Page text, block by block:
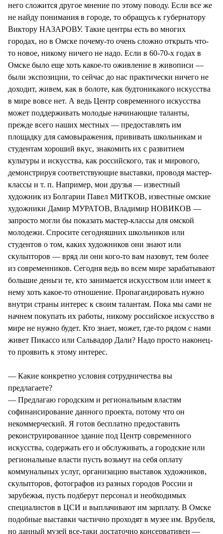
него сложится другое мнение по этому поводу. Если все же
не найду понимания в городе, то обращусь к губернатору
Виктору НАЗАРОВУ. Такие центры есть во многих
городах, но в Омске почему-то очень сложно открыть что-
то новое, никому ничего не надо. Если в 60-70-х годах в
Омске было еще хоть какое-то оживление в живописи —
были экспозиции, то сейчас до нас практически ничего не
доходит, живем, как в болоте, как будтоникакого искусства
в мире вовсе нет. А ведь Центр современного искусства
может поддерживать молодые начинающие таланты,
прежде всего наших местных — предоставлять им
площадку для самовыражения, прививать школьникам и
студентам хороший вкус, знакомить их с развитием
культуры и искусства, как российского, так и мирового,
демонстрируя соответствующие выставки, проводя мастер-
классы и т. п. Например, мои друзья — известный
художник из Болгарии Павел МИТКОВ, известные омские
художники Дамир МУРАТОВ, Владимир НОВИКОВ —
запросто могли бы показать мастер-классы для омской
молодежи. Спросите сегодняшних школьников или
студентов о том, каких художников они знают или
скульпторов — вряд ли они кого-то вам назовут, тем более
из современников. Сегодня ведь во всем мире зарабатывают
большие деньги те, кто занимается искусством или имеет к
нему хоть какое-то отношение. Пропагандировать нужно
внутри страны интерес к своим талантам. Пока мы сами не
начнем покупать их работы, никому российское искусство в
мире не нужно будет. Кто знает, может, где-то рядом с нами
живет Пикассо или Сальвадор Дали? Надо просто наконец-
то проявить к этому интерес.
— Какие конкретно условия сотрудничества вы
предлагаете?
— Предлагаю городским и региональным властям
софинансирование данного проекта, потому что он
некоммерческий. Я готов бесплатно предоставить
реконструированное здание под Центр современного
искусства, содержать его и обслуживать, а городские или
региональные власти пусть возьмут на себя оплату
коммунальных услуг, организацию выставок художников,
скульпторов, фотографов из разных городов России и
зарубежья, пусть подберут персонал и необходимых
специалистов в ЦСИ и выплачивают им зарплату. В Омске
подобные выставки частично проходят в музее им. Врубеля,
но данный музей все-таки достаточно консервативен —